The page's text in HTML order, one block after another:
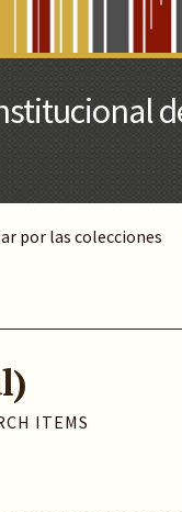
por las colecciones
ITEMS